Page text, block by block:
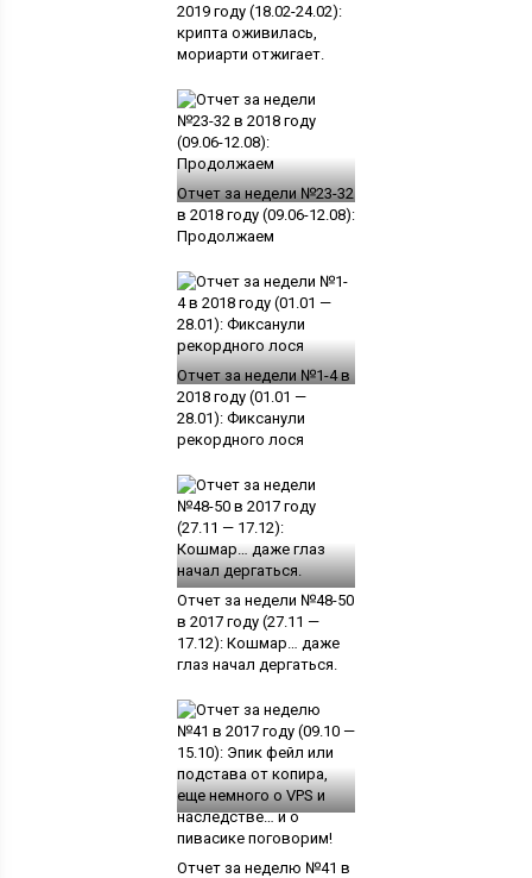
2019 году (18.02-24.02):
крипта оживилась,
мориарти отжигает.
Отчет за недели №23-32
в 2018 году (09.06-12.08):
Продолжаем
Отчет за недели №1-4 в
2018 году (01.01 —
28.01): Фиксанули
рекордного лося
Отчет за недели №48-50
в 2017 году (27.11 —
17.12): Кошмар… даже
глаз начал дергаться.
Отчет за неделю №41 в